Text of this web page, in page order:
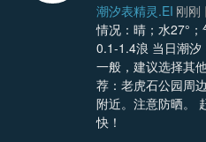
潮汐表精灵.EI 刚刚
情况：晴；水27°；
0.1-1.4浪 当日潮
一般，建议选择其
荐：老虎石公园周
附近。注意防晒。
快！